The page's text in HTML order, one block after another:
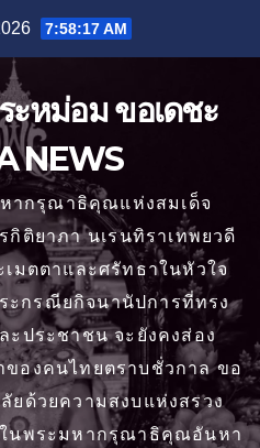
7:58:18 AM
ะหม่อม ขอเดชะ
NEWS
ากรุณาธิคุณแห่งสมเด็จ
กิติยาภา นเรนทิราเทพยวดี
มตตาและศรัทธาในหัวใจ
ะกรณียกิจนานัปการที่ทรง
ะประชาชน จะยังคงส่อง
ของคนไทยตราบชั่วกาล ขอ
ยด้วยความสงบแห่งสรวง
นพระมหากรุณาธิคุณอันหา